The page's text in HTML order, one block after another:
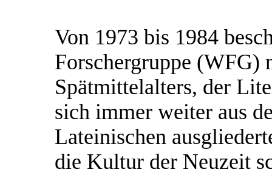
Von 1973 bis 1984
Forschergruppe (WFG)
Spätmittelalters, der
sich immer weiter aus
Lateinischen
die Kultur der Neuzeit